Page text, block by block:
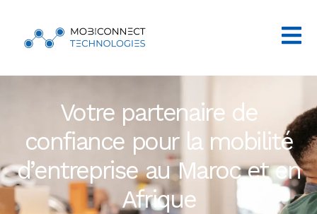
Votre partenaire de
confiance pour la mobilité
d’entreprise au Maroc et en
Afrique